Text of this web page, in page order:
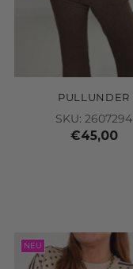
PULLUNDER
SKU: 2607294
€45,00
NEU